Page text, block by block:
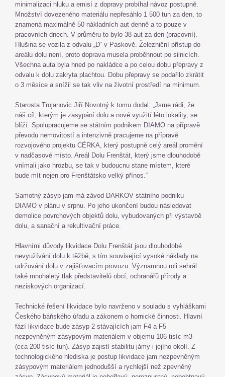
minimalizaci hluku a emisí z dopravy probíhal návoz postupně.
Množství dovezeného materiálu nepřesáhlo 1 500 tun za den, to
znamená maximálně 50 nákladních aut denně a to pouze v
pracovních dnech. V průměru to bylo 38 aut za den (pracovní).
Hlušina se vozila z odvalu „D“ v Paskově. Železniční přístup do
areálu dolu není, proto doprava musela proběhnout po silnicích.
Všechna auta byla hned po nakládce a po celou dobu přepravy z
odvalu k dolu zakryta plachtou. Dobu přepravy se podařilo zkrátit
o 3 měsíce a snížil se tak vliv na životní prostředí na minimum.
Starosta Trojanovic Jiří Novotný k tomu dodal: „Jsme rádi, že
náš cíl, kterým je zasypání dolu a nové využití léto lokality, se
blíží. Spolupracujeme se státním podnikem DIAMO na přípravě
převodu nemovitostí a intenzivně pracujeme na přípravě
rozvojového projektu CÉRKA, který postupně celý areál promění
v nadčasové místo. Areál Dolu Frenštát, který jsme dlouhodobě
vnímali jako hrozbu, se tak v budoucnu stane místem, které
bude mít nejen pro Frenštátsko velký přínos.“
Samotný zásyp jam má závod DARKOV státního podniku
DIAMO v plánu v srpnu. Po jeho ukončení budou následovat
demolice povrchových objektů dolu, vybudovaných při výstavbě
dolu, a sanační a rekultivační práce.
Hlavními důvody likvidace Dolu Frenštát jsou dlouhodobé
nevyužívání dolu k těžbě, s tím související vysoké náklady na
udržování dolu v zajišťovacím provozu. Významnou roli sehrál
také mnohaletý tlak představitelů obcí, ochranářů přírody a
neziskových organizací.
Technické řešení likvidace bylo navrženo v souladu s vyhláškami
Českého báňského úřadu a zákonem o hornické činnosti. Hlavní
fází likvidace bude zásyp 2 stávajících jam F4 a F5
nezpevněným zásypovým materiálem v objemu 106 tisíc m3
(cca 200 tisíc tun). Zásyp zajistí stabilitu jámy i jejího okolí. Z
technologického hlediska je postup likvidace jam nezpevněným
zásypovým materiálem jednodušší a rychlejší než zpevněný